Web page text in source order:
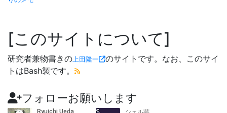
このサイトについて
研究者兼物書きの上田隆一
のサイトです。なお、このサイ
トはBash製です。
フォローお願いします